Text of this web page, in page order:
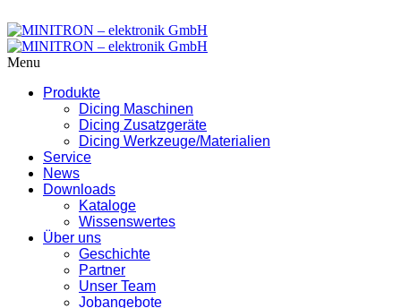
Menu
Produkte
Dicing Maschinen
Dicing Zusatzgeräte
Dicing Werkzeuge/Materialien
Service
News
Downloads
Kataloge
Wissenswertes
Über uns
Geschichte
Partner
Unser Team
Jobangebote